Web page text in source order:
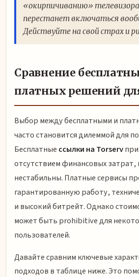
«окирпичиванию»
перестанет включаться
Действуйте на свой страх и
Сравнение
платных решений
Выбор между бесплатными и
часто становится дилеммой для
Бесплатные ссылки на Torserv
отсутствием финансовых затрат,
нестабильны. Платные сервисы
гарантированную работу,
и высокий битрейт. Однако
может быть prohibitive для
пользователей.
Давайте сравним ключевые
подходов в таблице ниже. Это